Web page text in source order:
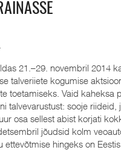
21.–29. novembril 2014
talveriiete kogumise
toetamiseks. Vaid kaheksa
talvevarustust: sooje riideid,
osa sellest abist korjati
jõudsid kolm
ettevõtmise hingeks on